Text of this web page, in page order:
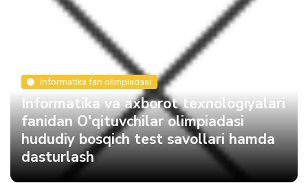
Informatika fan olimpiadasi
Informatika va axborot texnologiyalari
fanidan O'qituvchilar olimpiadasi
hududiy bosqich test savollari hamda
dasturlash